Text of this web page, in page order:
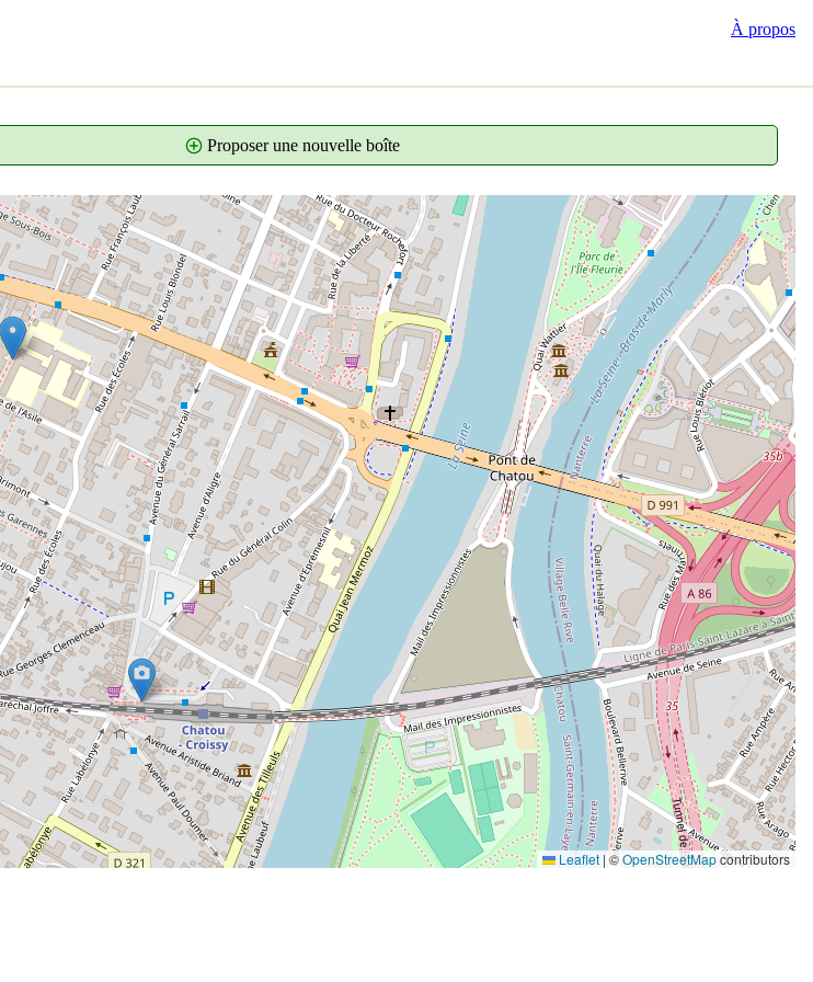
À propos
Proposer une nouvelle boîte
Leaflet |©OpenStreetMapcontributors